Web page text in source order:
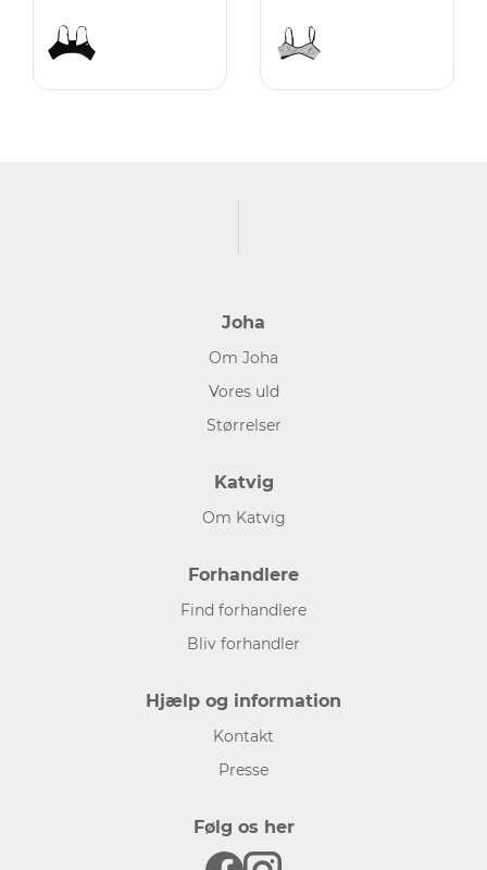
Joha
Om Joha
Vores uld
Størrelser
Katvig
Om Katvig
Forhandlere
Find forhandlere
Bliv forhandler
Hjælp og information
Kontakt
Presse
Følg os her